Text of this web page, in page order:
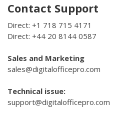
Contact Support
Direct: +1 718 715 4171
Direct: +44 20 8144 0587
Sales and Marketing
sales@digitalofficepro.com
Technical issue:
support@digitalofficepro.com